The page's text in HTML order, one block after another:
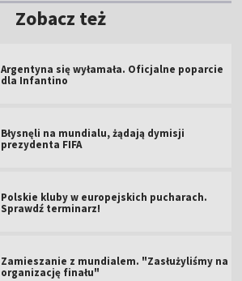
Zobacz też
Argentyna się wyłamała. Oficjalne poparcie
dla Infantino
Błysnęli na mundialu, żądają dymisji
prezydenta FIFA
Polskie kluby w europejskich pucharach.
Sprawdź terminarz!
Zamieszanie z mundialem. "Zasłużyliśmy na
organizację finału"